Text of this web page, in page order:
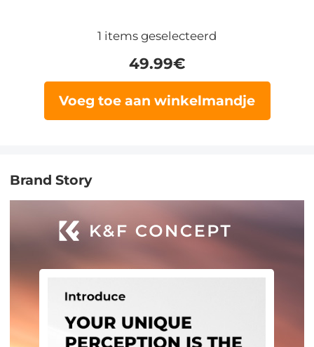
1 items geselecteerd
49.99€
Voeg toe aan winkelmandje
Brand Story